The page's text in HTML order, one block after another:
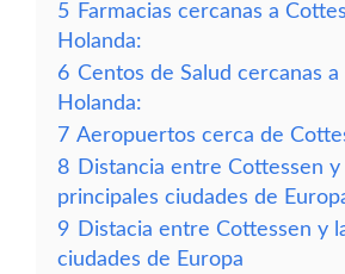
5 Farmacias cercanas a
Holanda:
6 Centos de Salud cercanas
Holanda:
7 Aeropuertos cerca de
8 Distancia entre Cottessen y
principales ciudades de
9 Distacia entre Cottessen y
ciudades de Europa